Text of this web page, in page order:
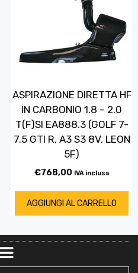
ASPIRAZIONE DIRETTA HF
IN CARBONIO 1.8 – 2.0
T(F)SI EA888.3 (GOLF 7-
7.5 GTI R, A3 S3 8V, LEON
5F)
€768,00 IVA inclusa
AGGIUNGI AL CARRELLO